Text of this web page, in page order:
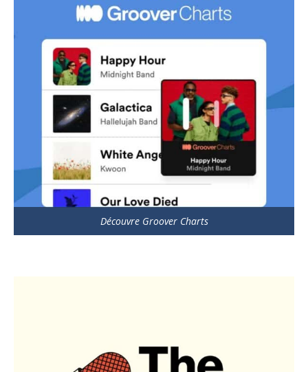
Découvre Groover Charts